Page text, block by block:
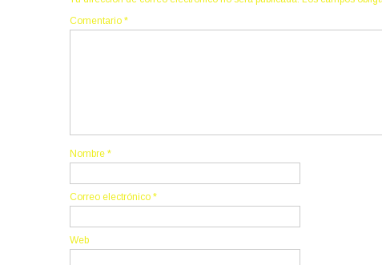
Comentario *
Nombre *
Correo electrónico *
Web